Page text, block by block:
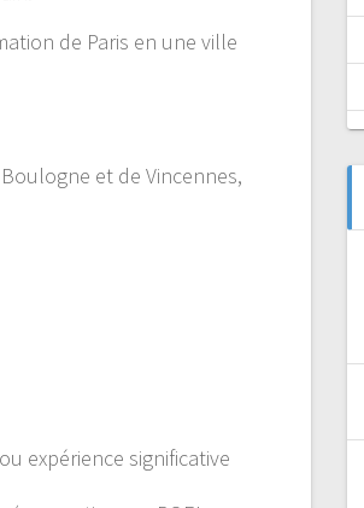
de Paris en une ville
et de Vincennes,
expérience significative